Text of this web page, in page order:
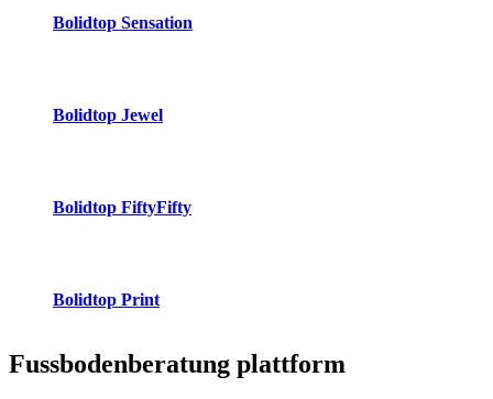
Bolidtop Sensation
Bolidtop Jewel
Bolidtop FiftyFifty
Bolidtop Print
Fussbodenberatung plattform